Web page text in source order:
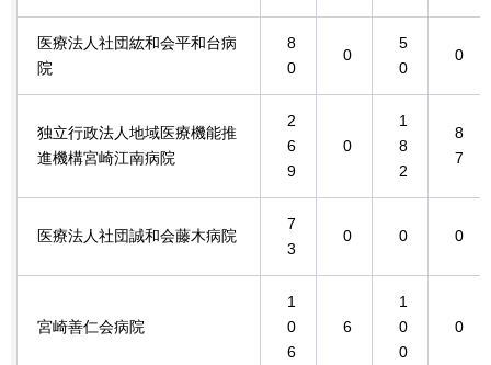
医療法人社団紘和会平和台病
院
8
0
0
5
0
0
独立行政法人地域医療機能推
進機構宮崎江南病院
2
6
9
0
1
8
2
8
7
医療法人社団誠和会藤木病院
7
3
0 0 0
宮崎善仁会病院
1
0
6
6
1
0
0
0